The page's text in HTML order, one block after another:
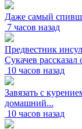
Даже самый
7 часов назад
Предвестник
Сукачев
10 часов назад
Завязать с
домашний...
10 часов назад